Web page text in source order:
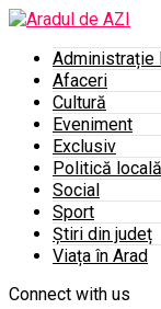
Administrație
Afaceri
Cultură
Eveniment
Exclusiv
Politică locală
Social
Sport
Știri din județ
Viața în Arad
Connect with us